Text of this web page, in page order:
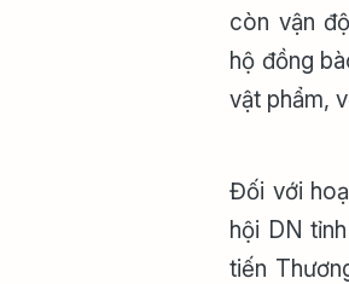
còn vận
hộ đồng
vật phẩm,
Đối với
hội DN
tiến